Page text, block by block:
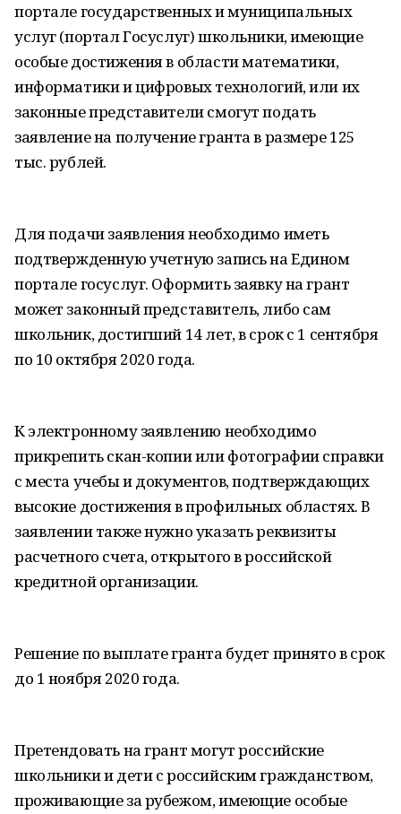
портале государственных и муниципальных
услуг (портал Госуслуг) школьники, имеющие
особые достижения в области математики,
информатики и цифровых технологий, или их
законные представители смогут подать
заявление на получение гранта в размере 125
тыс. рублей.
Для подачи заявления необходимо иметь
подтвержденную учетную запись на Едином
портале госуслуг. Оформить заявку на грант
может законный представитель, либо сам
школьник, достигший 14 лет, в срок с 1 сентября
по 10 октября 2020 года.
К электронному заявлению необходимо
прикрепить скан-копии или фотографии справки
с места учебы и документов, подтверждающих
высокие достижения в профильных областях. В
заявлении также нужно указать реквизиты
расчетного счета, открытого в российской
кредитной организации.
Решение по выплате гранта будет принято в срок
до 1 ноября 2020 года.
Претендовать на грант могут российские
школьники и дети с российским гражданством,
проживающие за рубежом, имеющие особые